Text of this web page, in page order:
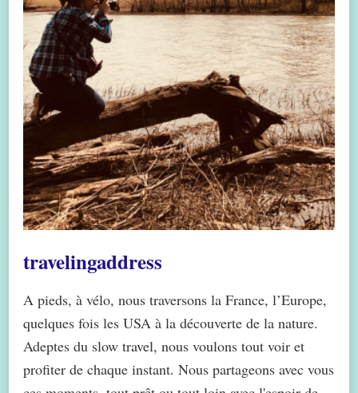
travelingaddress
A pieds, à vélo, nous traversons la France, l’Europe,
quelques fois les USA à la découverte de la nature.
Adeptes du slow travel, nous voulons tout voir et
profiter de chaque instant. Nous partageons avec vous